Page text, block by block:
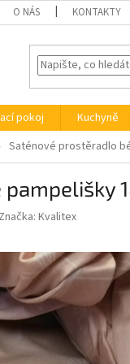
O NÁS KONTAKTY
pokoj Kuchyně
Saténové prostěradlo
Značka:Kvalitex